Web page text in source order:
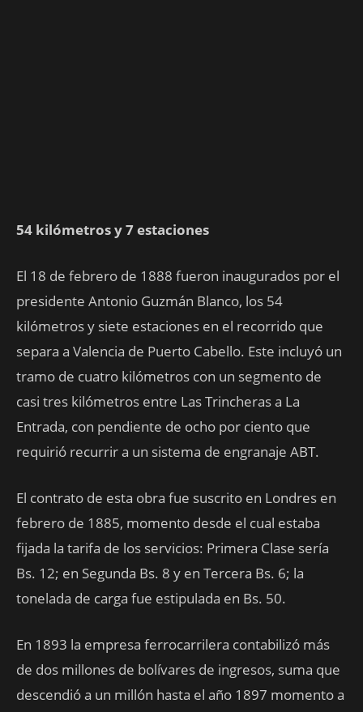
54 kilómetros y 7 estaciones
El 18 de febrero de 1888 fueron inaugurados por el
presidente Antonio Guzmán Blanco, los 54
kilómetros y siete estaciones en el recorrido que
separa a Valencia de Puerto Cabello. Este incluyó un
tramo de cuatro kilómetros con un segmento de
casi tres kilómetros entre Las Trincheras a La
Entrada, con pendiente de ocho por ciento que
requirió recurrir a un sistema de engranaje ABT.
El contrato de esta obra fue suscrito en Londres en
febrero de 1885, momento desde el cual estaba
fijada la tarifa de los servicios: Primera Clase sería
Bs. 12; en Segunda Bs. 8 y en Tercera Bs. 6; la
tonelada de carga fue estipulada en Bs. 50.
En 1893 la empresa ferrocarrilera contabilizó más
de dos millones de bolívares de ingresos, suma que
descendió a un millón hasta el año 1897 momento a